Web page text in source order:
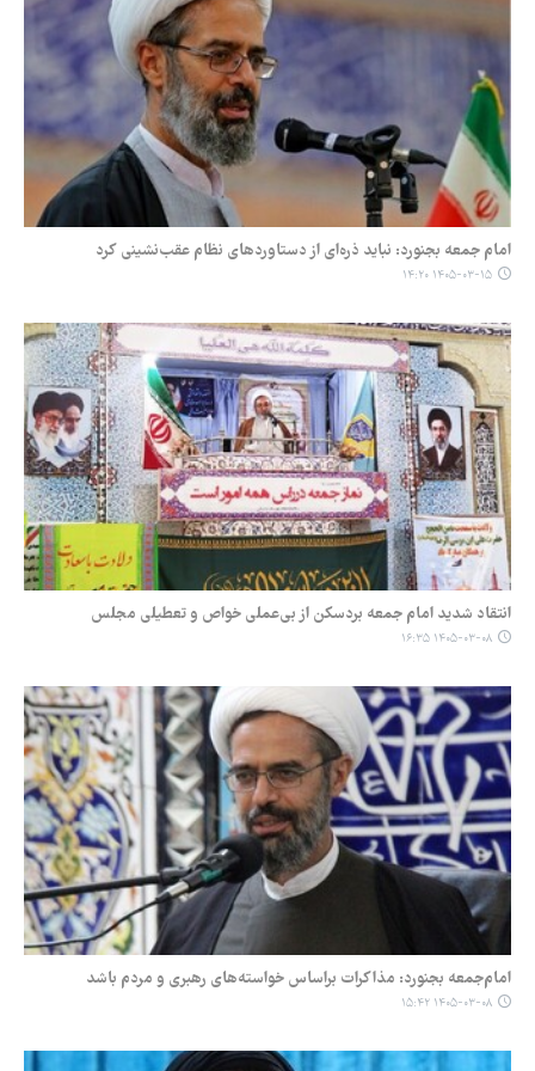
امام جمعه بجنورد: نباید ذره‌ای از دستاوردهای نظام عقب‌نشینی کرد
۱۴۰۵-۰۳-۱۵ ۱۴:۲۰
انتقاد شدید امام جمعه بردسکن از بی‌عملی خواص و تعطیلی مجلس
۱۴۰۵-۰۳-۰۸ ۱۶:۳۵
امام‌جمعه بجنورد: مذاکرات براساس خواسته‌های رهبری و مردم باشد
۱۴۰۵-۰۳-۰۸ ۱۵:۴۲